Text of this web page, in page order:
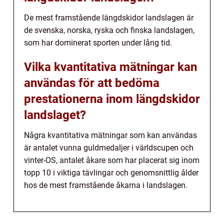
De mest framstående längdskidor landslagen är
de svenska, norska, ryska och finska landslagen,
som har dominerat sporten under lång tid.
Vilka kvantitativa mätningar kan
användas för att bedöma
prestationerna inom längdskidor
landslaget?
Några kvantitativa mätningar som kan användas
är antalet vunna guldmedaljer i världscupen och
vinter-OS, antalet åkare som har placerat sig inom
topp 10 i viktiga tävlingar och genomsnittlig ålder
hos de mest framstående åkarna i landslagen.